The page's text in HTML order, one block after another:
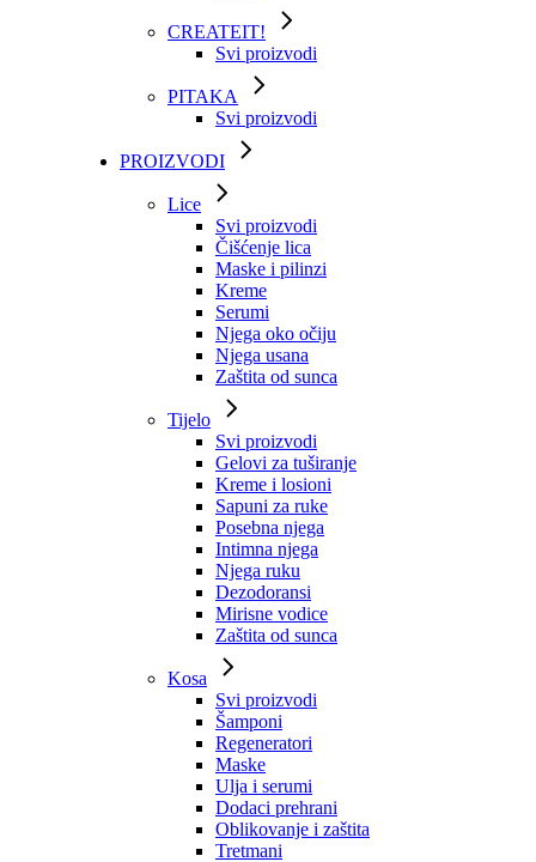
CREATEIT!
Svi proizvodi
PITAKA
Svi proizvodi
PROIZVODI
Lice
Svi proizvodi
Čišćenje lica
Maske i pilinzi
Kreme
Serumi
Njega oko očiju
Njega usana
Zaštita od sunca
Tijelo
Svi proizvodi
Gelovi za tuširanje
Kreme i losioni
Sapuni za ruke
Posebna njega
Intimna njega
Njega ruku
Dezodoransi
Mirisne vodice
Zaštita od sunca
Kosa
Svi proizvodi
Šamponi
Regeneratori
Maske
Ulja i serumi
Dodaci prehrani
Oblikovanje i zaštita
Tretmani